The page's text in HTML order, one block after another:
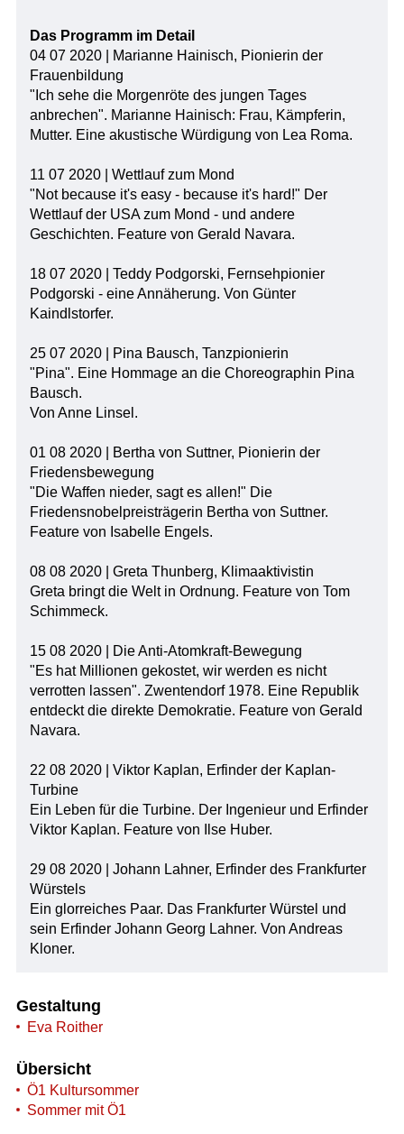
Das Programm im Detail
04 07 2020 | Marianne Hainisch, Pionierin der
Frauenbildung
"Ich sehe die Morgenröte des jungen Tages
anbrechen". Marianne Hainisch: Frau, Kämpferin,
Mutter. Eine akustische Würdigung von Lea Roma.
11 07 2020 | Wettlauf zum Mond
"Not because it's easy - because it's hard!" Der
Wettlauf der USA zum Mond - und andere
Geschichten. Feature von Gerald Navara.
18 07 2020 | Teddy Podgorski, Fernsehpionier
Podgorski - eine Annäherung. Von Günter
Kaindlstorfer.
25 07 2020 | Pina Bausch, Tanzpionierin
"Pina". Eine Hommage an die Choreographin Pina
Bausch.
Von Anne Linsel.
01 08 2020 | Bertha von Suttner, Pionierin der
Friedensbewegung
"Die Waffen nieder, sagt es allen!" Die
Friedensnobelpreisträgerin Bertha von Suttner.
Feature von Isabelle Engels.
08 08 2020 | Greta Thunberg, Klimaaktivistin
Greta bringt die Welt in Ordnung. Feature von Tom
Schimmeck.
15 08 2020 | Die Anti-Atomkraft-Bewegung
"Es hat Millionen gekostet, wir werden es nicht
verrotten lassen". Zwentendorf 1978. Eine Republik
entdeckt die direkte Demokratie. Feature von Gerald
Navara.
22 08 2020 | Viktor Kaplan, Erfinder der Kaplan-
Turbine
Ein Leben für die Turbine. Der Ingenieur und Erfinder
Viktor Kaplan. Feature von Ilse Huber.
29 08 2020 | Johann Lahner, Erfinder des Frankfurter
Würstels
Ein glorreiches Paar. Das Frankfurter Würstel und
sein Erfinder Johann Georg Lahner. Von Andreas
Kloner.
Gestaltung
Eva Roither
Übersicht
Ö1 Kultursommer
Sommer mit Ö1